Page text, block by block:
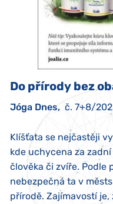
Do přírody bez
Jóga Dnes, č. 7+8/
Klíšťata se nejčastěji
kde uchycena za
člověka či zvíře. Podle
nebezpečná ta v
přírodě. Zajímavostí